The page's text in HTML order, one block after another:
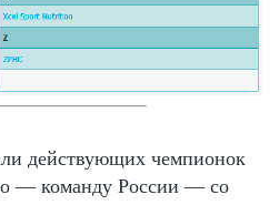
действующих чемпионок
— команду России — со